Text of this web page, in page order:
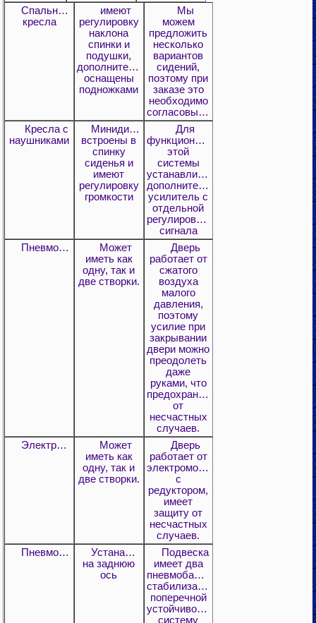
Спальные
кресла
имеют
регулировку
наклона
спинки и
подушки,
дополнительно
оснащены
подножками
Мы
можем
предложить
несколько
вариантов
сидений,
поэтому при
заказе это
необходимо
согласовывать.
Кресла с
наушниками
Минидинамики
встроены в
спинку
сиденья и
имеют
регулировку
громкости
Для
функционирования
этой
системы
устанавливается
дополнительный
усилитель с
отдельной
регулировкой
сигнала
Пневмодверь
Может
иметь как
одну, так и
две створки.
Дверь
работает от
сжатого
воздуха
малого
давления,
поэтому
усилие при
закрывании
двери можно
преодолеть
даже
руками, что
предохраняет
от
несчастных
случаев.
Электродверь
Может
иметь как
одну, так и
две створки.
Дверь
работает от
электромотора
с
редуктором,
имеет
защиту от
несчастных
случаев.
Пневмоподвеска
Устанавливается
на заднюю
ось
Подвеска
имеет два
пневмобаллона,
стабилизатор
поперечной
устойчивости,
систему